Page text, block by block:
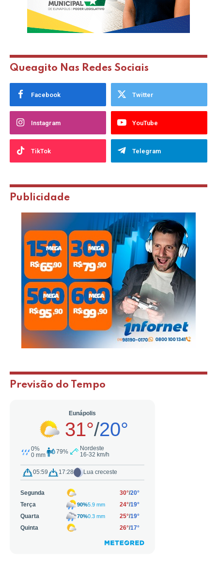
Queagito Nas Redes Sociais
Facebook Twitter
Instagram YouTube
TikTok Telegram
Publicidade
Previsão do Tempo